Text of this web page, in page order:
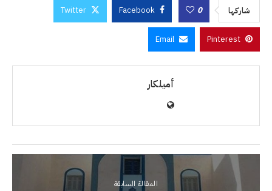
شاركها 0
Facebook
Twitter
Pinterest
Email
أميلكار
المقالة السابقة